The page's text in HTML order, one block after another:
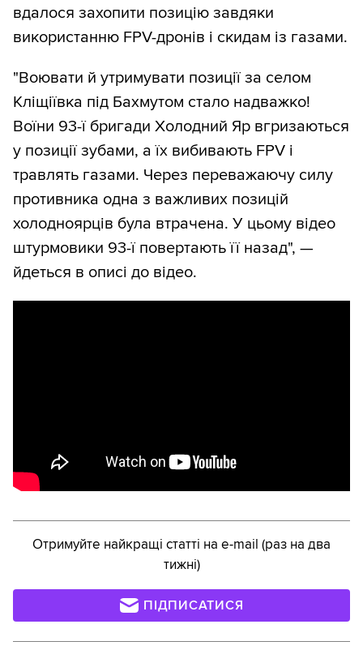
вдалося захопити позицію завдяки
використанню FPV-дронів і скидам із газами.
"Воювати й утримувати позиції за селом
Кліщіївка під Бахмутом стало надважко!
Воїни 93-ї бригади Холодний Яр вгризаються
у позиції зубами, а їх вибивають FPV і
травлять газами. Через переважаючу силу
противника одна з важливих позицій
холодноярців була втрачена. У цьому відео
штурмовики 93-ї повертають її назад", —
йдеться в описі до відео.
Отримуйте найкращі статті на e-mail (раз на два
тижні)
ПІДПИСАТИСЯ